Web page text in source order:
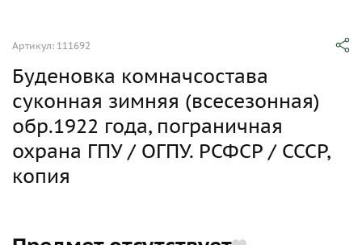
Артикул: 111692
Буденовка комначсостава
суконная зимняя (всесезонная)
обр.1922 года, пограничная
охрана ГПУ / ОГПУ. РСФСР / СССР,
копия